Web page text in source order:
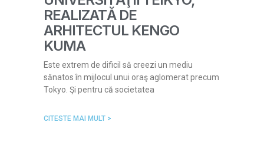
REALIZATĂ DE
ARHITECTUL KENGO
KUMA
Este extrem de dificil să creezi un mediu
sănatos în mijlocul unui oraş aglomerat precum
Tokyo. Şi pentru că societatea
CITESTE MAI MULT >